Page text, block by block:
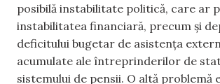
posibilă instabilitate politică, care ar
instabilitatea financiară, precum și
deficitului bugetar de asistența
acumulate ale întreprinderilor de
sistemului de pensii. O altă problemă